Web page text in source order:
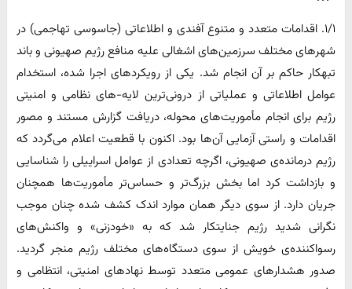
۱/۱. اقدامات متعدد و متنوع آفندی و اطلاعاتی (جاسوسی تهاجمی) در
شهرهای مختلف سرزمین‌های اشغالی علیه منافع رژیم صهیونی و باند
تبهکار حاکم بر آن انجام شد. یکی از رویکردهای اجرا شده، استخدام
عوامل اطلاعاتی و عملیاتی از درونی‌ترین لایه-های نظامی و امنیتی
رژیم برای انجام مأموریت‌های محوله، دریافت گزارش مستند و مصور
اقدامات و راستی آزمایی آن‌ها بود. اکنون با قطعیت اعلام می‌گردد که
رژیم درمانده‌ی صهیونی، اگرچه تعدادی از عوامل اسراییلی را شناسایی
و بازداشت کرد اما بخش بزرگ‌تر و حساس‌تر مأموریت‌ها همچنان
جریان دارد. از سوی دیگر همان موارد اندک کشف شده چنان موجب
نگرانی شدید رژیم جنایتکار شد که به «خودزنی» و واکنش‌های
رسواکننده‌ی خویش از سوی دستگاه‌های مختلف رژیم منجر گردید.
صدور هشدارهای عمومی متعدد توسط نهادهای امنیتی، انتظامی و